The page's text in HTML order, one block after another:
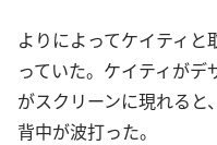
よりによってケイティ
っていた。ケイティが
がスクリーンに現れる
背中が波打った。